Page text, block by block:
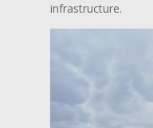
infrastructure.